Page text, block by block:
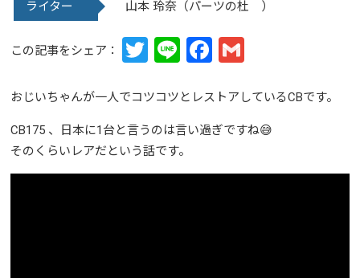
ライター 山本 玲奈（パーツの杜 ）
この記事をシェア： Twitter
LineFacebook
おじいちゃんが一人でコツコツとレストアしているCBです。
CB175 、日本に1台と言うのは言い過ぎですね😅
そのくらいレアだという話です。